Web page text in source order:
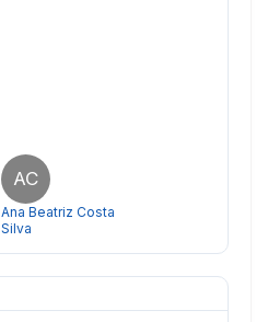
AC
Ana Beatriz Costa
Silva